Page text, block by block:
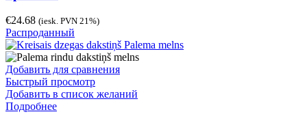
€24.68 (iesk. PVN 21%)
Распроданный
Добавить для сравнения
Быстрый просмотр
Добавить в список желаний
Подробнее